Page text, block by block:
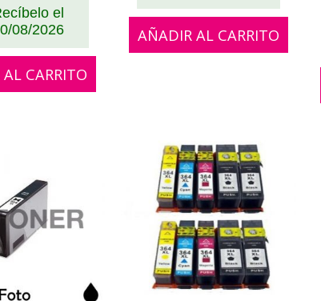
d
e
n
el
08/2026
CARRITO
AÑADIR AL CARRITO